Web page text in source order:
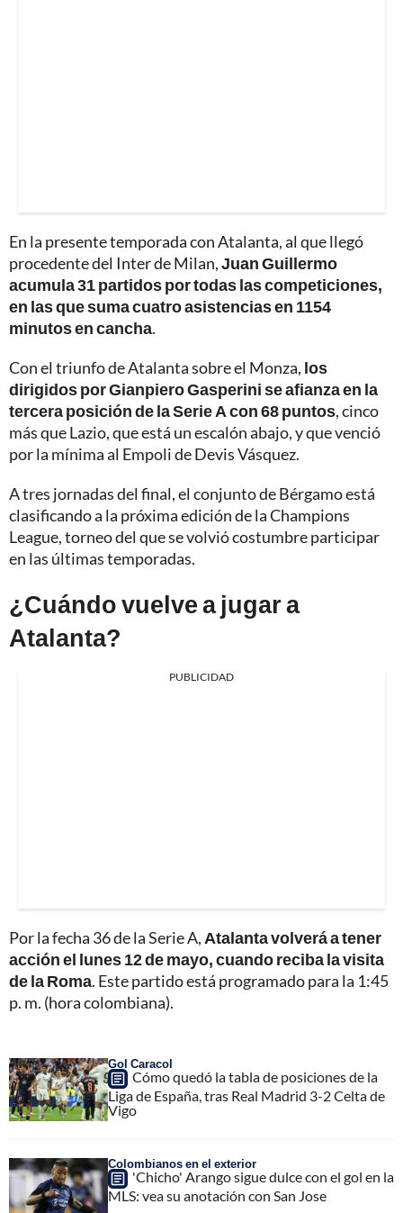
En la presente temporada con Atalanta, al que llegó
procedente del Inter de Milan,Juan Guillermo
acumula 31 partidos por todas las competiciones,
en las que suma cuatro asistencias en 1154
minutos en cancha.
Con el triunfo de Atalanta sobre el Monza, los
dirigidos por Gianpiero Gasperini se afianza en la
tercera posición de la Serie A con 68 puntos, cinco
más que Lazio, que está un escalón abajo, y que venció
por la mínima al Empoli de Devis Vásquez.
A tres jornadas del final, el conjunto de Bérgamo está
clasificando a la próxima edición de la Champions
League, torneo del que se volvió costumbre participar
en las últimas temporadas.
¿Cuándo vuelve a jugar a
Atalanta?
PUBLICIDAD
Por la fecha 36 de la Serie A, Atalanta volverá a tener
acción el lunes 12 de mayo, cuando reciba la visita
de la Roma. Este partido está programado para la 1:45
p. m. (hora colombiana).
Gol Caracol
Cómo quedó la tabla de posiciones de la
Liga de España, tras Real Madrid 3-2 Celta de
Vigo
Colombianos en el exterior
'Chicho' Arango sigue dulce con el gol en la
MLS: vea su anotación con San Jose